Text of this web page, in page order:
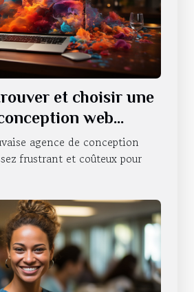
et choisir une
web
?
agence de conception
frustrant et coûteux pour